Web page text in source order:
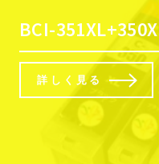
BCI-
詳しく見る